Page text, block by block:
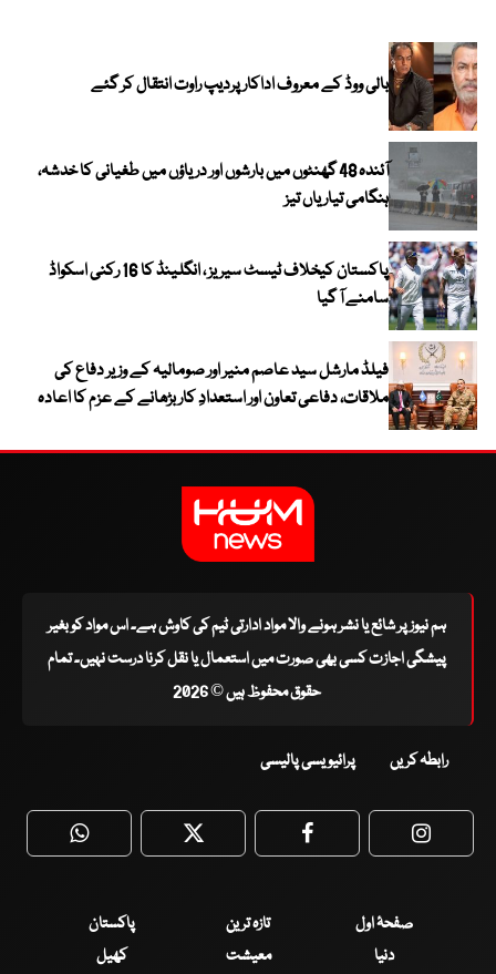
بالی ووڈ کے معروف اداکار پردیپ راوت انتقال کر گئے
آئندہ 48 گھنٹوں میں بارشوں اور دریاؤں میں طغیانی کا خدشہ،
ہنگامی تیاریاں تیز
پاکستان کیخلاف ٹیسٹ سیریز ، انگلینڈ کا 16 رکنی اسکواڈ
سامنے آ گیا
فیلڈ مارشل سید عاصم منیر اور صومالیہ کے وزیر دفاع کی
ملاقات، دفاعی تعاون اور استعدادِ کار بڑھانے کے عزم کا اعادہ
ہم نیوز پر شائع یا نشر ہونے والا مواد ادارتی ٹیم کی کاوش ہے۔ اس مواد کو بغیر
پیشگی اجازت کسی بھی صورت میں استعمال یا نقل کرنا درست نہیں۔ تمام
حقوق محفوظ ہیں © 2026
رابطہ کریں پرائیویسی پالیسی
WhatsApp Twitter Facebook
صفحۂ اول تازہ ترین
پاکستان
دنیا
معیشت کھیل